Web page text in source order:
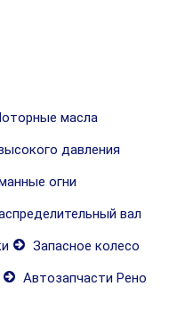
масла
давления
огни
вал
Запасное колесо
Автозапчасти Рено